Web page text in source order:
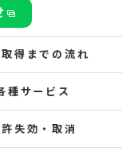
得までの流れ
種サービス
失効・取消